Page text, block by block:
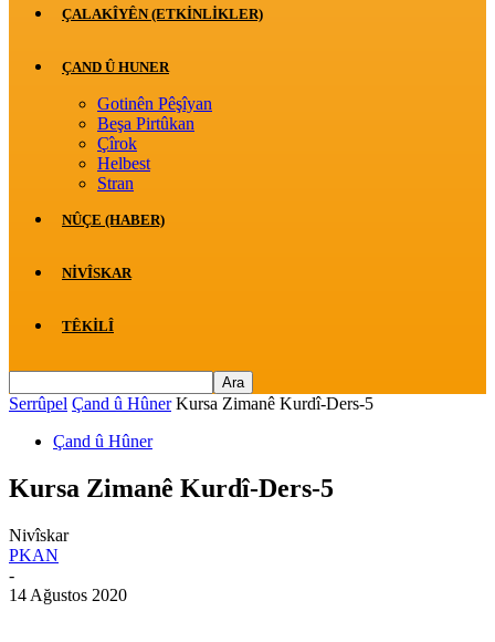
ÇALAKÎYÊN (ETKINLIKLER)
ÇAND Û HUNER
Gotinên Pêşîyan
Beşa Pirtûkan
Çîrok
Helbest
Stran
NÛÇE (HABER)
NIVÎSKAR
TÊKILÎ
Serrûpel Çand û Hûner Kursa Zimanê Kurdî-Ders-5
Çand û Hûner
Kursa Zimanê Kurdî-Ders-5
Nivîskar
PKAN
-
14 Ağustos 2020